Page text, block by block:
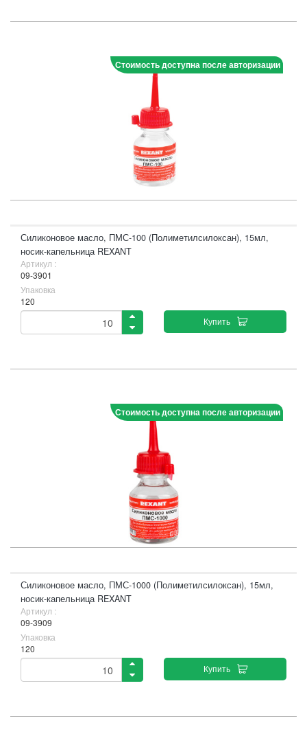
Стоимость доступна после авторизации
Силиконовое масло, ПМС-100 (Полиметилсилоксан), 15мл,
носик-капельница REXANT
Артикул :
09-3901
Упаковка
120
Купить
Стоимость доступна после авторизации
Силиконовое масло, ПМС-1000 (Полиметилсилоксан), 15мл,
носик-капельница REXANT
Артикул :
09-3909
Упаковка
120
Купить